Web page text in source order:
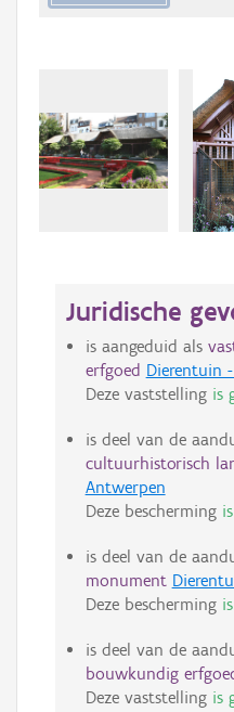
Juridische
is aangeduid als
erfgoed Dierentuin
Deze vaststelling is
is deel van de
cultuurhistorisch
Antwerpen
Deze bescherming
is deel van de
monument
Deze bescherming
is deel van de
bouwkundig
Deze vaststelling is